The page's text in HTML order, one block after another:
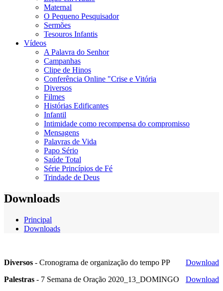
Maternal
O Pequeno Pesquisador
Sermões
Tesouros Infantis
Vídeos
A Palavra do Senhor
Campanhas
Clipe de Hinos
Conferência Online "Crise e Vitória
Diversos
Filmes
Histórias Edificantes
Infantil
Intimidade como recompensa do compromisso
Mensagens
Palavras de Vida
Papo Sério
Saúde Total
Série Princípios de Fé
Trindade de Deus
Downloads
Principal
Downloads
Diversos - Cronograma de organização do tempo PP
Download
Palestras - 7 Semana de Oração 2020_13_DOMINGO
Download